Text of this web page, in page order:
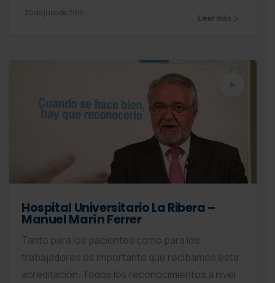
30 de julio de 2015
Leer más
Hospital Universitario La Ribera –
Manuel Marín Ferrer
Tanto para los pacientes como para los
trabajadores es importante que recibamos esta
acreditación. Todos los reconocimientos a nivel